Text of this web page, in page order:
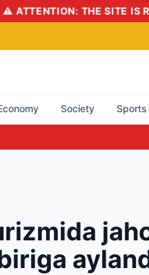
IN TEST MODE!
Society Sports